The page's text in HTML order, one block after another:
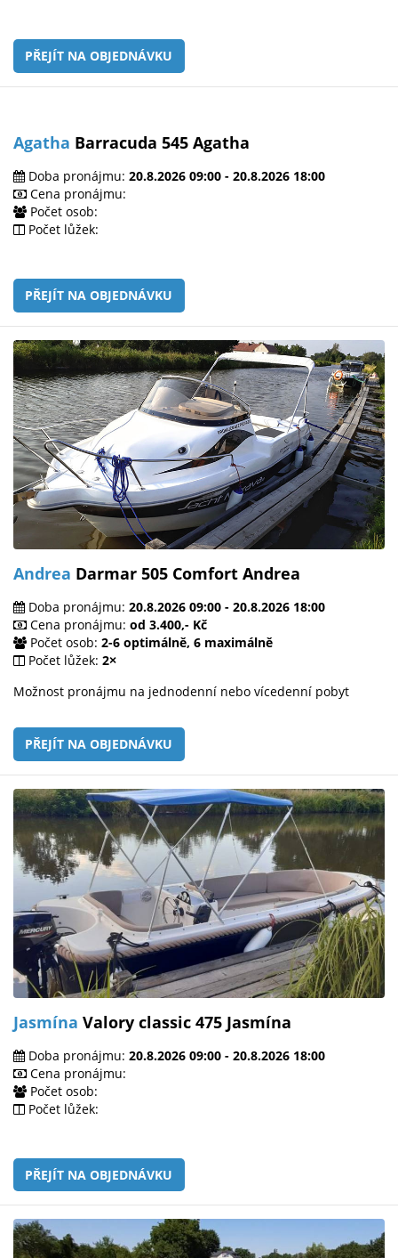
PŘEJÍT NA OBJEDNÁVKU
Agatha Barracuda 545 Agatha
Doba pronájmu: 20.8.2026 09:00 - 20.8.2026 18:00
Cena pronájmu:
Počet osob:
Počet lůžek:
PŘEJÍT NA OBJEDNÁVKU
Andrea Darmar 505 Comfort Andrea
Doba pronájmu: 20.8.2026 09:00 - 20.8.2026 18:00
Cena pronájmu: od 3.400,- Kč
Počet osob: 2-6 optimálně, 6 maximálně
Počet lůžek: 2×
Možnost pronájmu na jednodenní nebo vícedenní pobyt
PŘEJÍT NA OBJEDNÁVKU
Jasmína Valory classic 475 Jasmína
Doba pronájmu: 20.8.2026 09:00 - 20.8.2026 18:00
Cena pronájmu:
Počet osob:
Počet lůžek:
PŘEJÍT NA OBJEDNÁVKU